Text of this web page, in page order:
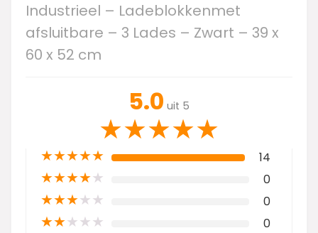
Industrieel – Ladeblokkenmet
afsluitbare – 3 Lades – Zwart – 39 x
60 x 52 cm
5.0 uit 5
★★★★★
★★★★★ 14
★★★★★ 0
★★★★★ 0
★★★★★ 0